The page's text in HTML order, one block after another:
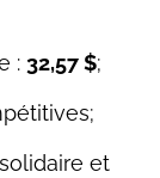
: 32,57 $;
et